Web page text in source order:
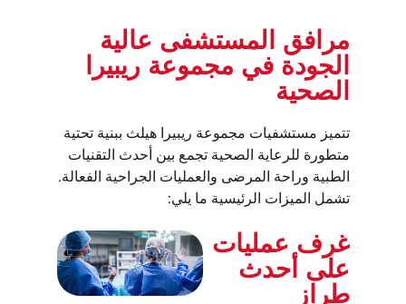
مرافق المستشفى عالية
الجودة في مجموعة ريبيرا
الصحية
تتميز مستشفيات مجموعة ريبيرا هيلث ببنية تحتية
متطورة للرعاية الصحية تجمع بين أحدث التقنيات
الطبية وراحة المرضى والعمليات الجراحية الفعالة.
تشمل الميزات الرئيسية ما يلي:
غرف عمليات
على أحدث
طراز